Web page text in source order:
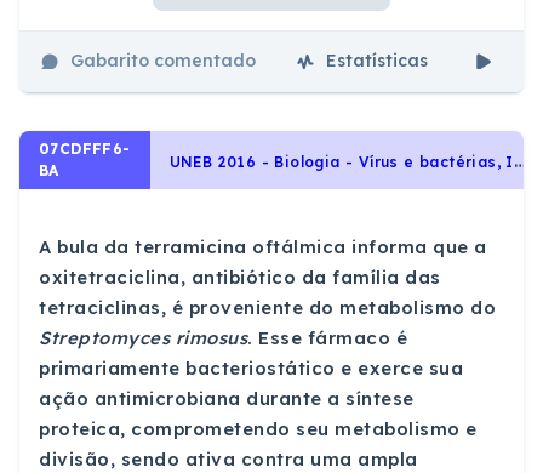
Gabarito comentado Estatísticas
07CDFFF6-
BA
U
NEB 2016 - Biologia - Vírus e bactérias, Identidade dos seres vivos
A bula da terramicina oftálmica informa que a
oxitetraciclina, antibiótico da família das
tetraciclinas, é proveniente do metabolismo do
Streptomyces rimosus. Esse fármaco é
primariamente bacteriostático e exerce sua
ação antimicrobiana durante a síntese
proteica, comprometendo seu metabolismo e
divisão, sendo ativa contra uma ampla